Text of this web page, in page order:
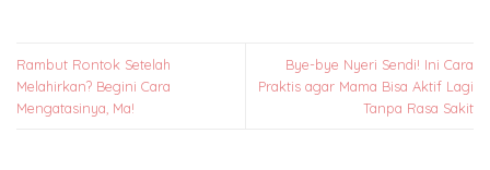
Rambut Rontok Setelah
Melahirkan? Begini Cara
Mengatasinya, Ma!
Bye-bye Nyeri Sendi! Ini Cara
Praktis agar Mama Bisa Aktif Lagi
Tanpa Rasa Sakit